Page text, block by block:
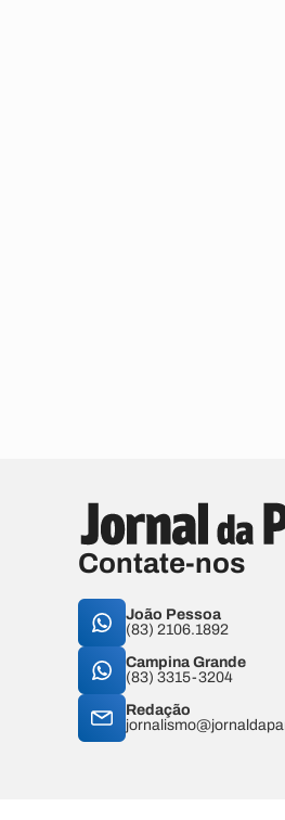
Contate-nos
João Pessoa
(83) 2106.1892
Campina Grande
(83) 3315-3204
Redação